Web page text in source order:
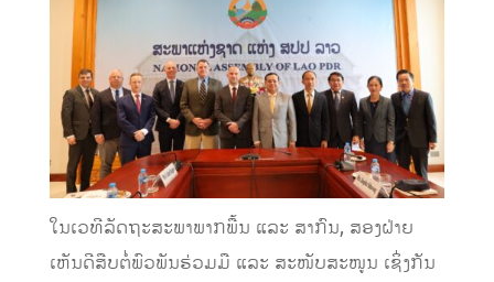
ໃນເວທີລັດຖະສະພາພາກພື້ນ ແລະ ສາກົນ, ສອງຝ່າຍ
ເຫັນດີສືບຕໍ່ພົວພັນຮ່ວມມື ແລະ ສະໜັບສະໜູນ ເຊິ່ງກັນ